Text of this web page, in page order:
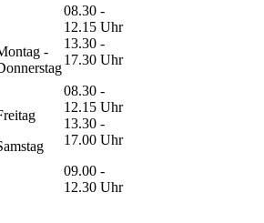
-
08.30 -
12.15 Uhr
13.30 -
17.30 Uhr
08.30 -
12.15 Uhr
13.30 -
17.00 Uhr
09.00 -
12.30 Uhr